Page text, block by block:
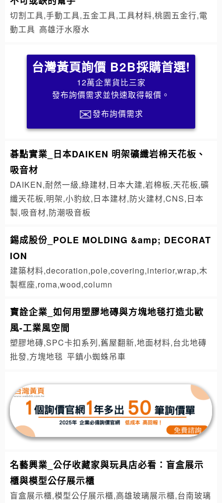
切割工具,手動工具,五金工具,工具材料,桃園五金行,電
動工具 高雄汙水廢水
台灣黃頁詢價 B2B採購首選!
12萬企業貨比三家
發布詢價需求並快速取得報價。
發布詢價需求
碁點實業_日本DAIKEN 明架礦纖岩棉天花板、
吸音材
DAIKEN,耐然一級,綠建材,日本大建,岩棉板,天花板,礦
纖天花板,明架,小豹紋,日本建材,防火建材,CNS,日本
製,吸音材,防潮吸音板
錫成股份_POLE MOLDING &amp; DECORAT
ION
建築材料,decoration,pole,covering,interior,wrap,木
製框座,roma,wood,column
寶詮企業_如何用塑膠地磚與方塊地毯打造北歐
風-工業風空間
塑膠地磚,SPC卡扣系列,舊屋翻新,地面材料,台北地磚
批發,方塊地毯 平鎮小蜘蛛吊車
名藝興業_公仔收藏家與玩具店必看：盲盒展示
櫃與模型公仔展示櫃
盲盒展示櫃,模型公仔展示櫃,高雄玻璃展示櫃,台南玻璃